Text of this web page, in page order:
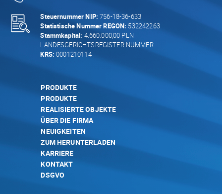
Steuernummer NIP: 756-18-36-633
Statistische Nummer REGON: 532242263
Stammkapital: 4.660.000,00 PLN
LANDESGERICHTSREGISTER NUMMER
KRS: 0001210114
PRODUKTE
PRODUKTE
REALISIERTE OBJEKTE
ÜBER DIE FIRMA
NEUIGKEITEN
ZUM HERUNTERLADEN
KARRIERE
KONTAKT
DSGVO